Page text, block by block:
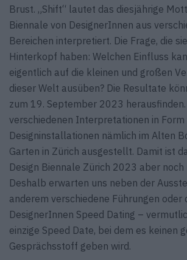
Brust. „Shift“ lautet das diesjährige
Biennale von DesignerInnen aus
Bereichen interpretiert. Die Frage, die
Hinterkopf haben: Welchen Einfluss
eigentlich auf die kleinen und großen
dieser Welt ausüben? Die Resultate
zum 19. September 2023
verschiedenen Interpretationen in
Designinstallationen nämlich im Alten
Garten in Zürich ausgestellt. Damit ist
Design Biennale Zürich 2023 aber
Deshalb erwarten uns neben der
anderem verschiedene Führungen oder
DesignerInnen Speed Dating –
einzige Speed Date, bei dem es keinen
Gesprächsstoff geben wird.